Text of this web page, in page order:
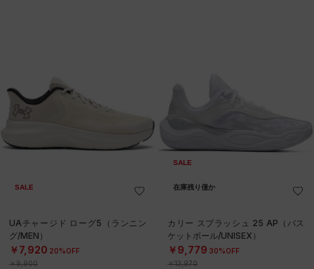
SALE
UAチャージド ローグ5（ランニン
グ/MEN）
￥7,920 20%OFF
￥9,900
SALE
在庫残り僅か
カリー スプラッシュ 25 AP（バス
ケットボール/UNISEX）
￥9,779 30%OFF
￥13,970